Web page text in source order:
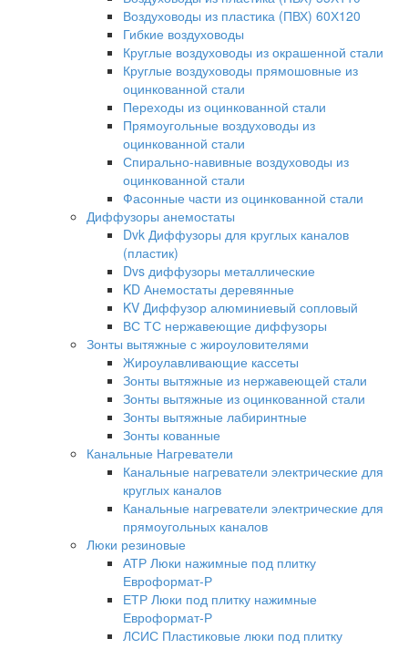
Воздуховоды из пластика (ПВХ) 60Х120
Гибкие воздуховоды
Круглые воздуховоды из окрашенной стали
Круглые воздуховоды прямошовные из
оцинкованной стали
Переходы из оцинкованной стали
Прямоугольные воздуховоды из
оцинкованной стали
Спирально-навивные воздуховоды из
оцинкованной стали
Фасонные части из оцинкованной стали
Диффузоры анемостаты
Dvk Диффузоры для круглых каналов
(пластик)
Dvs диффузоры металлические
KD Анемостаты деревянные
KV Диффузор алюминиевый сопловый
ВС ТС нержавеющие диффузоры
Зонты вытяжные с жироуловителями
Жироулавливающие кассеты
Зонты вытяжные из нержавеющей стали
Зонты вытяжные из оцинкованной стали
Зонты вытяжные лабиринтные
Зонты кованные
Канальные Нагреватели
Канальные нагреватели электрические для
круглых каналов
Канальные нагреватели электрические для
прямоугольных каналов
Люки резиновые
АТР Люки нажимные под плитку
Евроформат-Р
ЕТР Люки под плитку нажимные
Евроформат-Р
ЛСИС Пластиковые люки под плитку